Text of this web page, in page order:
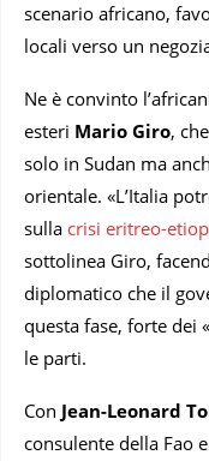
scenario africano,
locali verso un
Ne è convinto
esteri Mario Giro,
solo in Sudan ma
orientale. «L’Italia
sulla crisi eritreo-
sottolinea Giro,
diplomatico che il
questa fase, forte dei
le parti.
Con Jean-Leonard
consulente della Fao